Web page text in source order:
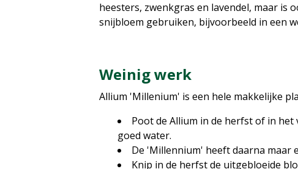
heesters, zwenkgras en lavendel, maar is
snijbloem gebruiken, bijvoorbeeld in een
Weinig werk
Allium 'Millenium' is een hele makkelijke
Poot de Allium in de herfst of in
goed water.
De 'Millennium' heeft daarna maar
Knip in de herfst de uitgebloeide